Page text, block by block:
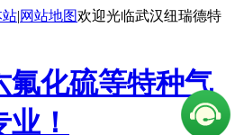
站|网站地图欢迎光临武汉纽瑞德特